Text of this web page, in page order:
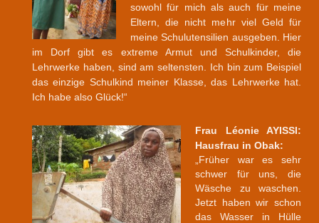
sowohl für mich als auch für meine
Eltern, die nicht mehr viel Geld für
meine Schulutensilien ausgeben. Hier
im Dorf gibt es extreme Armut und Schulkinder, die
Lehrwerke haben, sind am seltensten. Ich bin zum Beispiel
das einzige Schulkind meiner Klasse, das Lehrwerke hat.
Ich habe also Glück!“
Frau Léonie AYISSI:
Hausfrau in Obak:
„Früher war es sehr
schwer für uns, die
Wäsche zu waschen.
Jetzt haben wir schon
das Wasser in Hülle